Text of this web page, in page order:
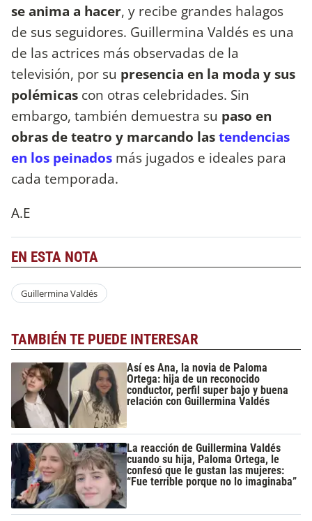
se anima a hacer, y recibe grandes halagos
de sus seguidores. Guillermina Valdés es una
de las actrices más observadas de la
televisión, por su presencia en la moda y sus
polémicas con otras celebridades. Sin
embargo, también demuestra su paso en
obras de teatro y marcando lastendencias
en los peinados más jugados e ideales para
cada temporada.
A.E
EN ESTA NOTA
Guillermina Valdés
TAMBIÉN TE PUEDE INTERESAR
Así es Ana, la novia de Paloma
Ortega: hija de un reconocido
conductor, perfil super bajo y buena
relación con Guillermina Valdés
La reacción de Guillermina Valdés
cuando su hija, Paloma Ortega, le
confesó que le gustan las mujeres:
“Fue terrible porque no lo imaginaba”